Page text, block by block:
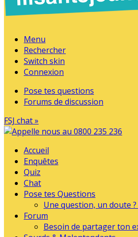
Menu
Rechercher
Switch skin
Connexion
Pose tes questions
Forums de discussion
FSJ chat »
Accueil
Enquêtes
Quiz
Chat
Pose tes Questions
Une question, un doute ?
Forum
Besoin de partager ton